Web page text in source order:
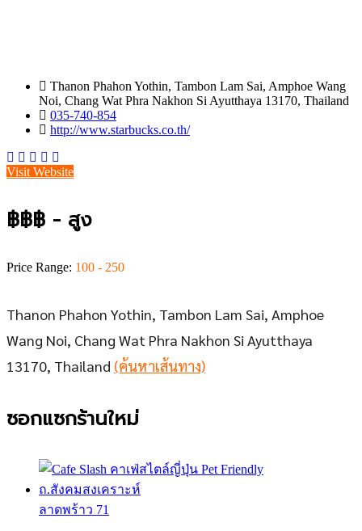
Thanon Phahon Yothin, Tambon Lam Sai, Amphoe Wang
Noi, Chang Wat Phra Nakhon Si Ayutthaya 13170, Thailand
035-740-854
http://www.starbucks.co.th/
Visit Website
฿฿฿ - สูง
Price Range: 100 - 250
Thanon Phahon Yothin, Tambon Lam Sai, Amphoe
Wang Noi, Chang Wat Phra Nakhon Si Ayutthaya
13170, Thailand (ค้นหาเส้นทาง)
ซอกแซกร้านใหม่
ลาดพร้าว 71